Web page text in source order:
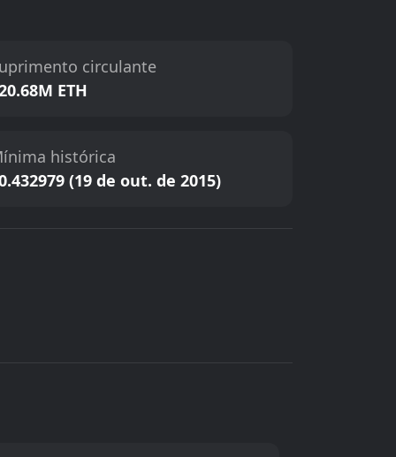
circulante
ETH
histórica
(19 de out. de 2015)